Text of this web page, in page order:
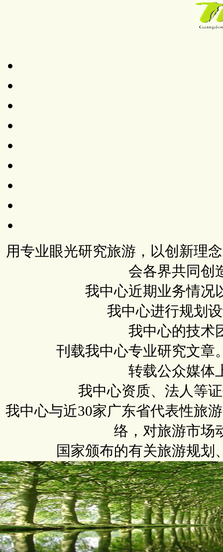
用专业眼光研究旅游，以创新理
会各界共同创
我中心近期业务情况
我中心进行规划
我中心的技术
刊载我中心专业研究文章
转载公众媒体
我中心资质、法人等
我中心与近30家广东省代表性旅
络，对旅游市场
国家颁布的有关旅游规划